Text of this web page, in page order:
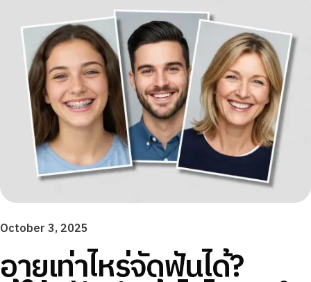
October 3, 2025
อายุเท่าไหร่จัดฟันได้?